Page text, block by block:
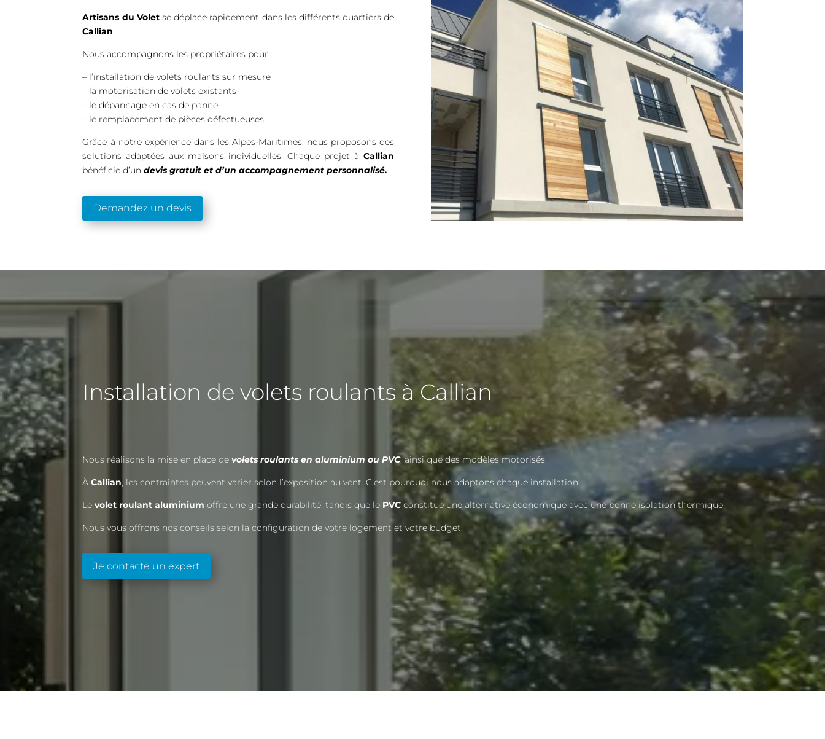
Artisans du Voletse déplace rapidement dans les différents quartiers de
Callian.
Nous accompagnons les propriétaires pour :
– l’installation de volets roulants sur mesure
– la motorisation de volets existants
– le dépannage en cas de panne
– le remplacement de pièces défectueuses
Grâce à notre expérience dans les Alpes-Maritimes, nous proposons des
solutions adaptées aux maisons individuelles. Chaque projet àCallian
bénéficie d’undevis gratuit et d’un accompagnement personnalisé.
Demandez un devis
Installation de volets roulants à Callian
Nous réalisons la mise en place de volets roulants en aluminium ou PVC, ainsi que des modèles motorisés.
ÀCallian, les contraintes peuvent varier selon l’exposition au vent. C’est pourquoi nous adaptons chaque installation.
Levolet roulant aluminium offre une grande durabilité, tandis que le PVC constitue une alternative économique avec une bonne isolation thermique.
Nous vous offrons nos conseils selon la configuration de votre logement et votre budget.
Je contacte un expert